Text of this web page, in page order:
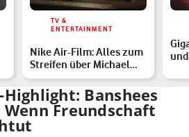
TV &
ENTERTAINMENT
Nike Air-Film: Alles zum
Streifen über Michael
Jordans Treter
Highlight: Banshees
Freundschaft